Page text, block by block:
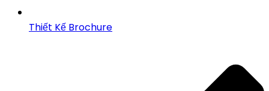
Thiết Kế Brochure